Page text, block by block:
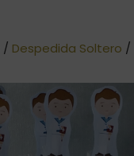
/ Despedida Soltero /